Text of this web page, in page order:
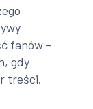
fanów –
gdy
treści.